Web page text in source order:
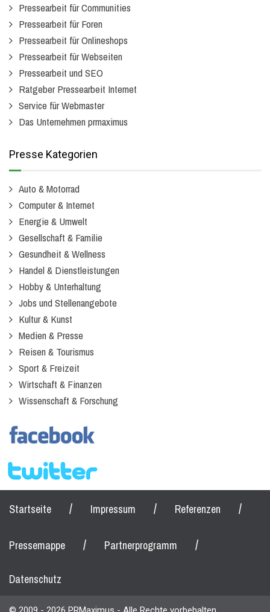
Pressearbeit für Communities
Pressearbeit für Foren
Pressearbeit für Onlineshops
Pressearbeit für Webseiten
Pressearbeit und SEO
Ratgeber Pressearbeit Internet
Service für Webmaster
Das Unternehmen prmaximus
Presse Kategorien
Auto & Motorrad
Computer & Internet
Energie & Umwelt
Gesellschaft & Familie
Gesundheit & Wellness
Handel & Dienstleistungen
Hobby & Unterhaltung
Jobs und Stellenangebote
Kultur & Kunst
Medien & Presse
Reisen & Tourismus
Sport & Freizeit
Wirtschaft & Finanzen
Wissenschaft & Forschung
Startseite / Impressum / Referenzen /
Pressemappe / Partnerprogramm /
Datenschutz